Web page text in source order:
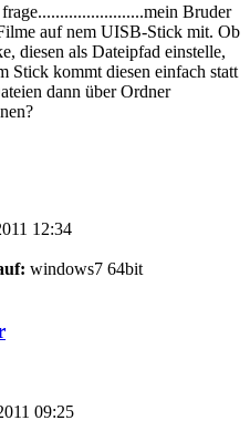
Bruder
auf nem UISB-Stick mit. Ob
diesen als Dateipfad einstelle,
Stick kommt diesen einfach statt
dann über Ordner
12:34
windows7 64bit
09:25